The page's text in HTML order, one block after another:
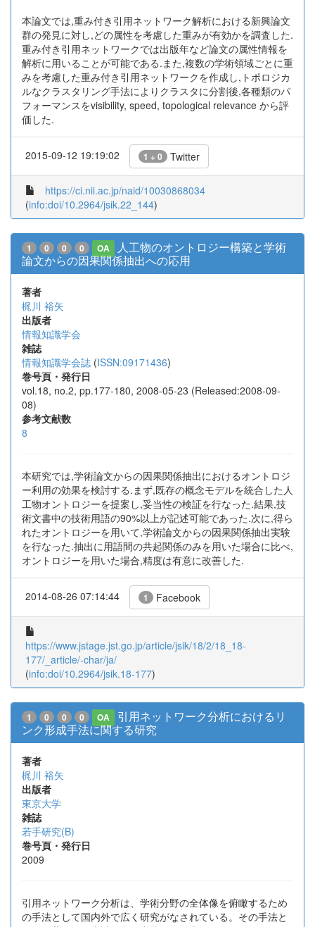
本論文では,重み付き引用ネットワーク解析における新興論文
群の発見に対し,どの属性を考慮した重みが有効かを調査した.
重み付き引用ネットワークでは出版年など論文の属性情報を
解析に用いることが可能である.また,複数の学術領域ごとに重
みを考慮した重み付き引用ネットワークを作成し,トポロジカ
ルなクラスタリング手法によりクラスタに分割後,各種類のパ
フォーマンスをvisibility, speed, topological relevance から評
価した.
2015-09-12 19:19:02 1 + 0 Twitter
https://ci.nii.ac.jp/naid/10030868034
(info:doi/10.2964/jsik.22_144)
1 0 0 0 OA
人工物のオントロジー構築と学術
論文からの因果関係抽出への応用
著者
梶川 裕矢
出版者
情報知識学会
雑誌
情報知識学会誌 (ISSN:09171436)
巻号頁・発行日
vol.18, no.2, pp.177-180, 2008-05-23 (Released:2008-09-
08)
参考文献数
8
本研究では,学術論文からの因果関係抽出におけるオントロジ
ー利用の効果を検討する.まず,既存の概念モデルを統合した人
工物オントロジーを提案し,妥当性の検証を行なった.結果,技
術文書中の技術用語の90%以上が記述可能であった.次に,得ら
れたオントロジーを用いて,学術論文からの因果関係抽出実験
を行なった.抽出に用語間の共起関係のみを用いた場合に比べ,
オントロジーを用いた場合,精度は有意に改善した.
2014-08-26 07:14:44 1 Facebook
https://www.jstage.jst.go.jp/article/jsik/18/2/18_18-
177/_article/-char/ja/
(info:doi/10.2964/jsik.18-177)
1 0 0 0 OA
引用ネットワーク分析におけるリ
ンク形成手法に関する研究
著者
梶川 裕矢
出版者
東京大学
雑誌
若手研究(B)
巻号頁・発行日
2009
引用ネットワーク分析は、学術分野の全体像を俯瞰するため
の手法として国内外で広く研究がなされている。その手法と